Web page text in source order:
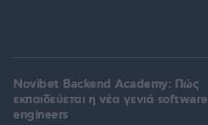
Novibet Backend Academy: Πώς
εκπαιδεύεται η νέα γενιά software
engineers